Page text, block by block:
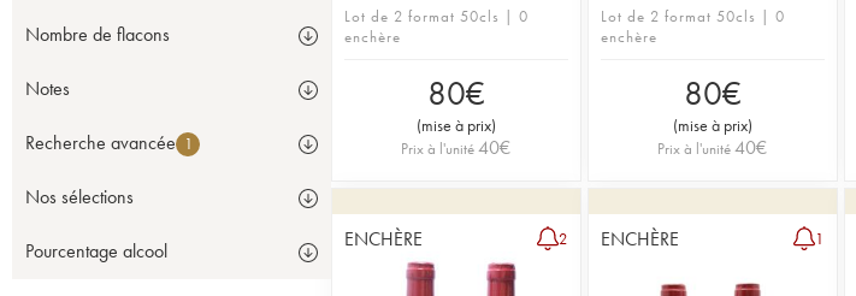
Nombre de flacons
Notes
Recherche avancée 1
Nos sélections
Pourcentage alcool
Lot de 2 format 50cls | 0
enchère
80€
(mise à prix)
Prix à l'unité40€
Lot de 2 format 50cls | 0
enchère
80€
(mise à prix)
Prix à l'unité40€
ENCHÈRE 2 ENCHÈRE 1